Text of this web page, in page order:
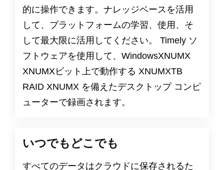
的に操作できます。ナレッジベースを活用
して、プラットフォームの学習、使用、そ
して最大限に活用してください。 Timely ソ
フトウェアを使用して、WindowsXNUMX
XNUMXビット上で動作する XNUMXTB
RAID XNUMX を備えたデスクトップ コンピ
ューターで録画されます。
いつでもどこでも
すべてのデータはクラウドに保存されるた